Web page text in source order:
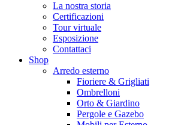
La nostra storia
Certificazioni
Tour virtuale
Esposizione
Contattaci
Shop
Arredo esterno
Fioriere & Grigliati
Ombrelloni
Orto & Giardino
Pergole e Gazebo